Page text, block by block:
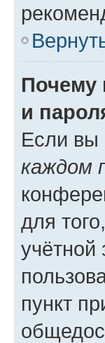
Почему
и
Если вы
каждом
для
учётной
пункт